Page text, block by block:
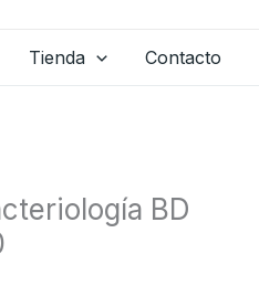
Tienda Contacto
BD